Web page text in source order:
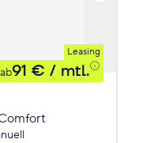
Leasing
ab91 € / mtl.